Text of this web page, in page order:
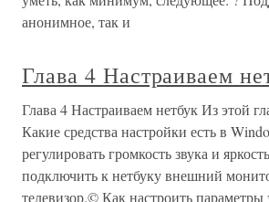
анонимное, так и
Глава 4 Настраиваем
Глава 4 Настраиваем нетбук Из этой
Какие средства настройки есть в
регулировать громкость звука и
подключить к нетбуку внешний
телевизор.© Как настроить